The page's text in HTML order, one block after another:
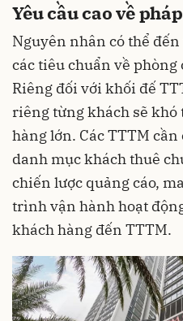
Yêu cầu cao về
Nguyên nhân có thể
các tiêu chuẩn về phòng
Riêng đối với khối đế
riêng từng khách sẽ khó
hàng lớn. Các TTTM
danh mục khách thuê
chiến lược quảng cáo,
trình vận hành hoạt
khách hàng đến TTTM.